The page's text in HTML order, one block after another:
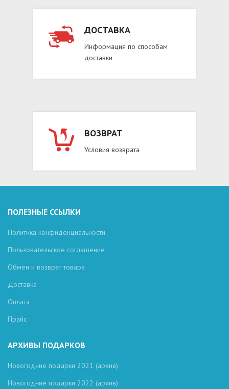
ДОСТАВКА
Информация по способам
доставки
ВОЗВРАТ
Условия возврата
ПОЛЕЗНЫЕ ССЫЛКИ
Политика конфиденциальности
Пользовательское соглашение
Обмен и возврат товара
Доставка
Оплата
Прайс
АРХИВЫ ПОДАРКОВ
Новогодние подарки 2021 (архив)
Новогодние подарки 2022 (архив)